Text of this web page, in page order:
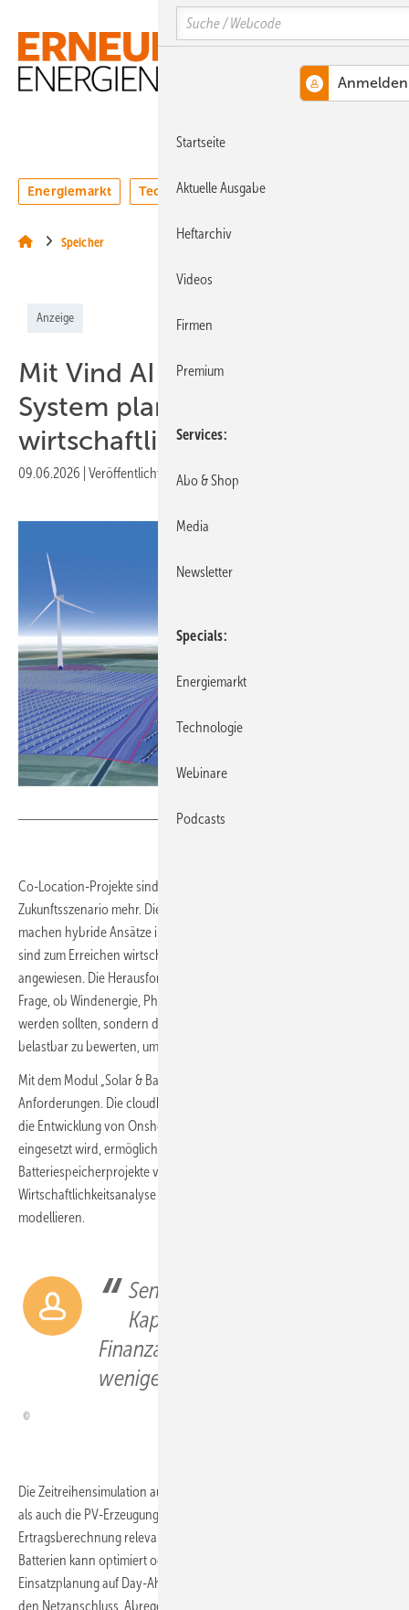
Hauptinhalt
Hauptmenü
SiteSearch
MENÜ
Energiemarkt Technologie Webinare
Speicher
Anzeige
Mit Vind AI Hybridparks als
System planen und
wirtschaftlich bewerten
09.06.2026 Veröffentlicht in Ausgabe 05-2026
Co-Location-Projekte sind für deutsche Projektentwickler längst kein
Zukunftsszenario mehr. Die regulatorischen Rahmenbedingungen
machen hybride Ansätze immer attraktiver und viele Windprojekte
sind zum Erreichen wirtschaftlicher Zielgrößen auf Batteriespeicher
angewiesen. Die Herausforderung besteht deshalb nicht mehr in der
Frage, ob Windenergie, Photovoltaik und Batteriespeicher kombiniert
werden sollten, sondern darin, diese Systeme frühzeitig, schnell und
belastbar zu bewerten, um Projekte effizient voranzutreiben.
Mit dem Modul „Solar & Battery“ adressiert Vind AI genau diese
Anforderungen. Die cloudbasierte Plattform, die weltweit bereits für
die Entwicklung von Onshore- und Offshore-Windprojekten
eingesetzt wird, ermöglicht es Projektteams, Wind-, Solar- und
Batteriespeicherprojekte von der ersten Standortbewertung bis zur
Wirtschaftlichkeitsanalyse als integriertes Gesamtsystem zu
modellieren.
Sensitivitätsanalysen zu
Kapazitätsanteilen, PPAs und
Finanzannahmen dauern nur
wenige Minuten statt Tage.
Die Zeitreihensimulation auf Stundenbasis umfasst sowohl die Wind-
als auch die PV-Erzeugung und erkennt automatisch die für die
Ertragsberechnung relevante Gebotszone. Die Dimensionierung der
Batterien kann optimiert oder manuell festgelegt werden, wobei die
Einsatzplanung auf Day-Ahead-Spotpreisen basiert. Grenzwerte für
den Netzanschluss, Abregelungen und Importbeschränkungen, die
Search
Startseite
Aktuelle Ausgabe
Heftarchiv
Videos
Firmen
Premium
Services
Abo & Shop
Media
Newsletter
Specials
Energiemarkt
Technologie
Webinare
Podcasts